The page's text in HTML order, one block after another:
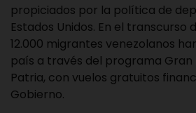
propiciados por la política de
Estados Unidos. En el transcurso
12.000 migrantes venezolanos
país a través del programa Gran
Patria, con vuelos gratuitos
Gobierno.